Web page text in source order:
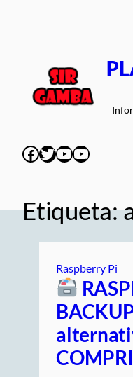
Facebook
Twitter
YouTube
YouTube
Etiqueta:
Raspberry Pi